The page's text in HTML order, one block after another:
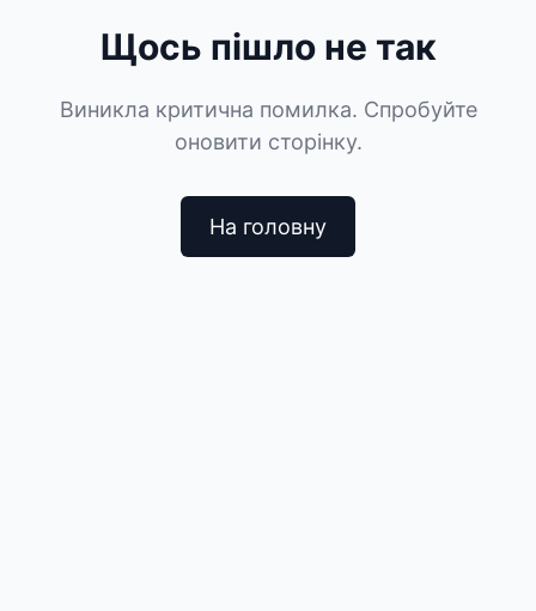
Щось пішло не так
Виникла критична помилка. Спробуйте
оновити сторінку.
На головну